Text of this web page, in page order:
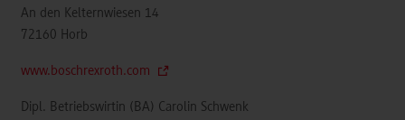
An den Kelternwiesen 14
72160 Horb
www.boschrexroth.com
Dipl. Betriebswirtin (BA) Carolin Schwenk